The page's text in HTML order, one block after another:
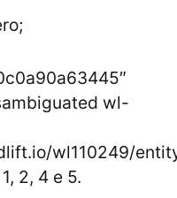
wl-
wl110249/
2, 4 e 5.